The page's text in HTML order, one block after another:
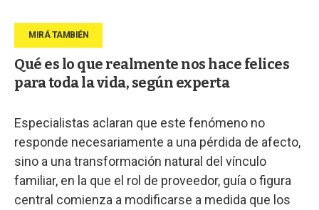
Qué es lo que realmente nos hace felices
para toda la vida, según experta
Especialistas aclaran que este fenómeno no
responde necesariamente a una pérdida de afecto,
sino a una transformación natural del vínculo
familiar, en la que el rol de proveedor, guía o figura
central comienza a modificarse a medida que los